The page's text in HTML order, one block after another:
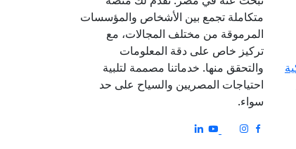
متكاملة تجمع بين الأشخاص والمؤسسات
المرموقة من مختلف المجالات، مع
تركيز خاص على دقة المعلومات
والتحقق منها. خدماتنا مصممة لتلبية
احتياجات المصريين والسياح على حد
سواء.